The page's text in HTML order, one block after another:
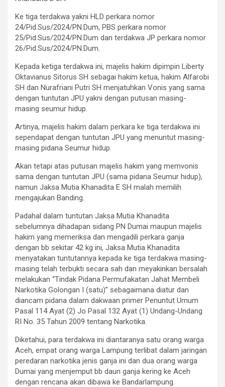
Ke tiga terdakwa yakni HLD perkara nomor
24/Pid.Sus/2024/PN.Dum, PBS perkara nomor
25/Pid.Sus/2024/PN.Dum dan terdakwa JP perkara nomor
26/Pid.Sus/2024/PN.Dum.
Kepada ketiga terdakwa ini, majelis hakim dipimpin Liberty
Oktavianus Sitorus SH sebagai hakim ketua, hakim Alfarobi
SH dan Nurafriani Putri SH menjatuhkan Vonis yang sama
dengan tuntutan JPU yakni dengan putusan masing-
masing seumur hidup.
Artinya, majelis hakim dalam perkara ke tiga terdakwa ini
sependapat dengan tuntutan JPU yang menuntut masing-
masing pidana Seumur hidup.
Akan tetapi atas putusan majelis hakim yang memvonis
sama dengan tuntutan JPU (sama pidana Seumur hidup),
namun Jaksa Mutia Khanadita E SH malah memilih
mengajukan Banding.
Padahal dalam tuntutan Jaksa Mutia Khanadita
sebelumnya dihadapan sidang PN Dumai maupun majelis
hakim yang memeriksa dan mengadili perkara ganja
dengan bb sekitar 42 kg ini, Jaksa Mutia Khanadita
menyatakan tuntutannya kepada ke tiga terdakwa masing-
masing telah terbukti secara sah dan meyakinkan bersalah
melakukan “Tindak Pidana Permufakatan Jahat Membeli
Narkotika Golongan I (satu)” sebagaimana diatur dan
diancam pidana dalam dakwaan primer Penuntut Umum
Pasal 114 Ayat (2) Jo Pasal 132 Ayat (1) Undang-Undang
RI No. 35 Tahun 2009 tentang Narkotika.
Diketahui, para terdakwa ini diantaranya satu orang warga
Aceh, empat orang warga Lampung terlibat dalam jaringan
peredaran narkotika jenis ganja ini dan dua orang warga
Dumai yang menjemput bb daun ganja kering ke Aceh
dengan rencana akan dibawa ke Bandarlampung.